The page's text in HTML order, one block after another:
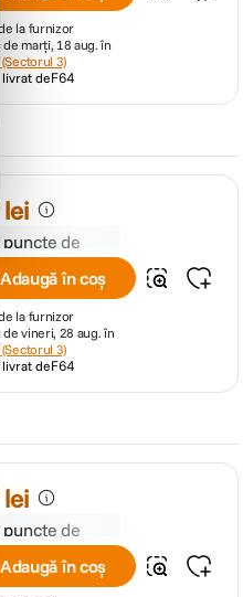
de la furnizor
de marți, 18 aug. în
(Sectorul 3)
livrat deF64
lei
puncte de
Adaugă în coș
la furnizor
de vineri, 28 aug. în
3)
deF64
lei
puncte de
Adaugă în coș